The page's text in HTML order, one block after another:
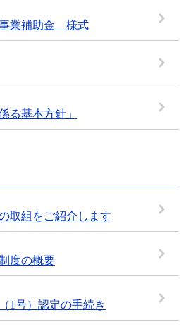
業補助金 様式
る基本方針」
取組をご紹介します
度の概要
1号）認定の手続き